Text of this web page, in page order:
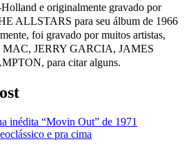
e originalmente gravado por
ALLSTARS para seu álbum de 1966
foi gravado por muitos artistas,
JERRY GARCIA, JAMES
para citar alguns.
inédita “Movin Out” de 1971
e pra cima